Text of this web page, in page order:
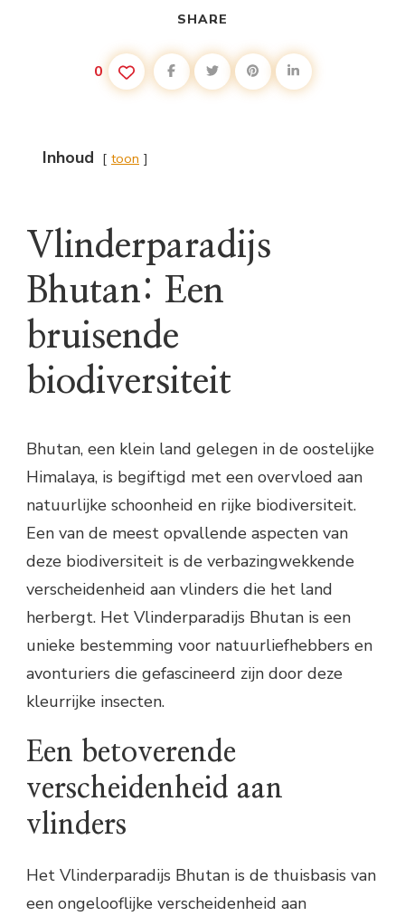
SHARE
0
Inhoud toon
Vlinderparadijs
Bhutan: Een
bruisende
biodiversiteit
Bhutan, een klein land gelegen in de oostelijke
Himalaya, is begiftigd met een overvloed aan
natuurlijke schoonheid en rijke biodiversiteit.
Een van de meest opvallende aspecten van
deze biodiversiteit is de verbazingwekkende
verscheidenheid aan vlinders die het land
herbergt. Het Vlinderparadijs Bhutan is een
unieke bestemming voor natuurliefhebbers en
avonturiers die gefascineerd zijn door deze
kleurrijke insecten.
Een betoverende
verscheidenheid aan
vlinders
Het Vlinderparadijs Bhutan is de thuisbasis van
een ongelooflijke verscheidenheid aan